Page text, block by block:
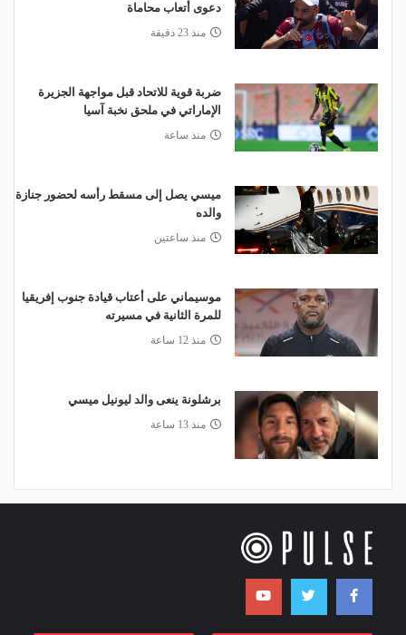
دعوى أتعاب محاماة
منذ 23 دقيقة
ضربة قوية للاتحاد قبل مواجهة الجزيرة
الإماراتي في ملحق نخبة آسيا
منذ ساعة
ميسي يصل إلى مسقط رأسه لحضور جنازة
والده
منذ ساعتين
موسيماني على أعتاب قيادة جنوب إفريقيا
للمرة الثانية في مسيرته
منذ 12 ساعة
برشلونة ينعى والد ليونيل ميسي
منذ 13 ساعة